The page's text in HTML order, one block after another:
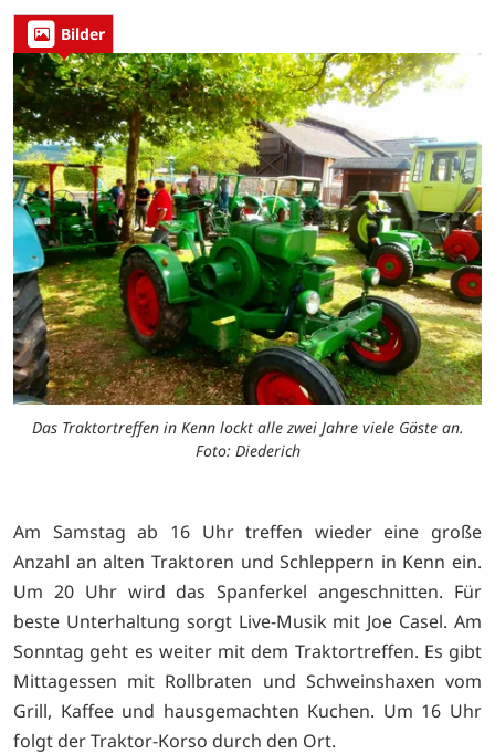
Bilder
Das Traktortreffen in Kenn lockt alle zwei Jahre viele Gäste an.
Foto: Diederich
Am Samstag ab 16 Uhr treffen wieder eine große
Anzahl an alten Traktoren und Schleppern in Kenn ein.
Um 20 Uhr wird das Spanferkel angeschnitten. Für
beste Unterhaltung sorgt Live-Musik mit Joe Casel. Am
Sonntag geht es weiter mit dem Traktortreffen. Es gibt
Mittagessen mit Rollbraten und Schweinshaxen vom
Grill, Kaffee und hausgemachten Kuchen. Um 16 Uhr
folgt der Traktor-Korso durch den Ort.